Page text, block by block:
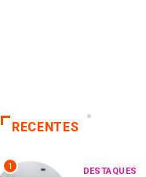
RECENTES
1 DESTAQUES